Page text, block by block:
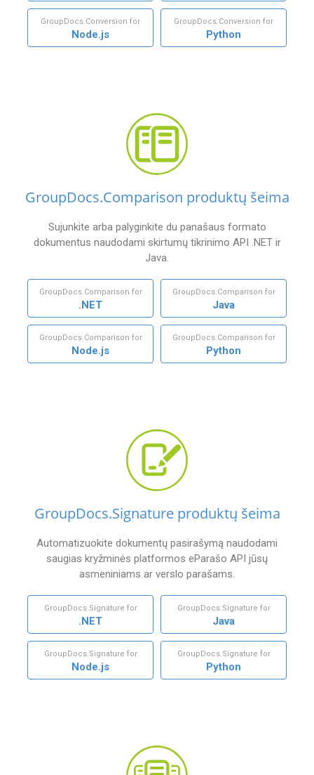
GroupDocs.Conversion for
Node.js
GroupDocs.Conversion for
Python
GroupDocs.Comparison produktų šeima
Sujunkite arba palyginkite du panašaus formato
dokumentus naudodami skirtumų tikrinimo API .NET ir
Java.
GroupDocs.Comparison for
.NET
GroupDocs.Comparison for
Java
GroupDocs.Comparison for
Node.js
GroupDocs.Comparison for
Python
GroupDocs.Signature produktų šeima
Automatizuokite dokumentų pasirašymą naudodami
saugias kryžminės platformos eParašo API jūsų
asmeniniams ar verslo parašams.
GroupDocs.Signature for
.NET
GroupDocs.Signature for
Java
GroupDocs.Signature for
Node.js
GroupDocs.Signature for
Python